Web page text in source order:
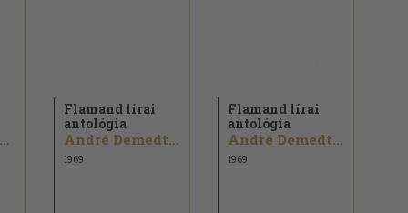
Karel Jonckheere...
Flamand lírai
antológia
André Demedts...
1969
Flamand lírai
antológia
André Demedts...
1969